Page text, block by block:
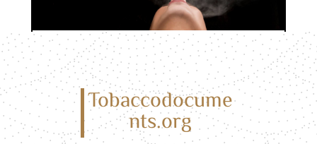
Les effets secondaires de la cigarette
électronique : ce qu’il faut savoir
La cigarette électronique a révolutionné la
manière dont nous abordons le tabac et le
vapoter est devenu une alternative populaire au
Tobaccodocume
nts.org